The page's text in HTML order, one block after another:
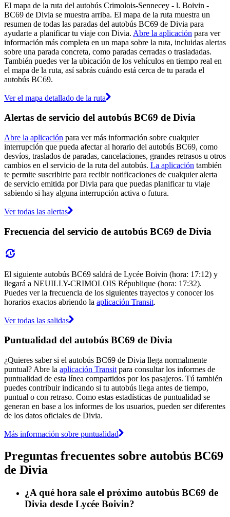
El mapa de la ruta del autobús Crimolois-Sennecey - l. Boivin -
BC69 de Divia se muestra arriba. El mapa de la ruta muestra un
resumen de todas las paradas del autobús BC69 de Divia para
ayudarte a planificar tu viaje con Divia. Abre la aplicación para ver
información más completa en un mapa sobre la ruta, incluidas alertas
sobre una parada concreta, como paradas cerradas o trasladadas.
También puedes ver la ubicación de los vehículos en tiempo real en
el mapa de la ruta, así sabrás cuándo está cerca de tu parada el
autobús BC69.
Ver el mapa detallado de la ruta
Alertas de servicio del autobús BC69 de Divia
Abre la aplicación para ver más información sobre cualquier
interrupción que pueda afectar al horario del autobús BC69, como
desvíos, traslados de paradas, cancelaciones, grandes retrasos u otros
cambios en el servicio de la ruta del autobús. La aplicación también
te permite suscribirte para recibir notificaciones de cualquier alerta
de servicio emitida por Divia para que puedas planificar tu viaje
sabiendo si hay alguna interrupción activa o futura.
Ver todas las alertas
Frecuencia del servicio de autobús BC69 de Divia
El siguiente autobús BC69 saldrá de Lycée Boivin (hora: 17:12) y
llegará a NEUILLY-CRIMOLOIS République (hora: 17:32).
Puedes ver la frecuencia de los siguientes trayectos y conocer los
horarios exactos abriendo la aplicación Transit.
Ver todas las salidas
Puntualidad del autobús BC69 de Divia
¿Quieres saber si el autobús BC69 de Divia llega normalmente
puntual? Abre la aplicación Transit para consultar los informes de
puntualidad de esta línea compartidos por los pasajeros. Tú también
puedes contribuir indicando si tu autobús llega antes de tiempo,
puntual o con retraso. Como estas estadísticas de puntualidad se
generan en base a los informes de los usuarios, pueden ser diferentes
de los datos oficiales de Divia.
Más información sobre puntualidad
Preguntas frecuentes sobre autobús BC69
de Divia
¿A qué hora sale el próximo autobús BC69 de
Divia desde Lycée Boivin?